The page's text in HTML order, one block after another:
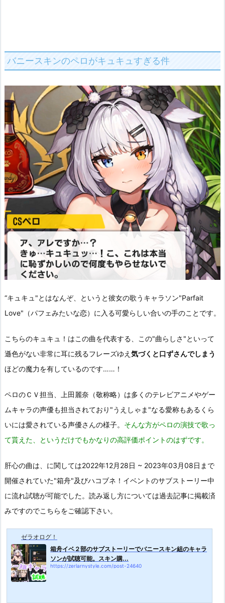
バニースキンのペロがキュキュすぎる件
“キュキュ"とはなんぞ、というと彼女の歌うキャラソン"Parfait
Love"（パフェみたいな恋）に入る可愛らしい合いの手のことです。
こちらのキュキュ！はこの曲を代表する、この"曲らしさ"といって
遜色がない非常に耳に残るフレーズゆえ 気づくと口ずさんでしまう
ほどの魔力を有しているのです……！
ペロのＣＶ担当、上田麗奈（敬称略）は多くのテレビアニメやゲー
ムキャラの声優も担当されており"うえしゃま"なる愛称もあるくら
いには愛されている声優さんの様子。 そんな方がペロの演技で歌っ
て貰えた、というだけでもかなりの高評価ポイントのはずです。
肝心の曲は、に関しては2022年12月28日 ~ 2023年03月08日まで
開催されていた"箱舟"及びハコブネ！イベントのサブストーリー中
に流れ試聴が可能でした。読み返し方については過去記事に掲載済
みですのでこちらをご確認下さい。
ゼラオログ！
箱舟イベ２部のサブストーリーでバニースキン組のキャラ
ソンが試聴可能。スキン購...
https://zerlarnystyle.com/post-24640